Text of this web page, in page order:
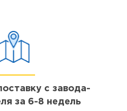
с завода-
за 6-8 недель